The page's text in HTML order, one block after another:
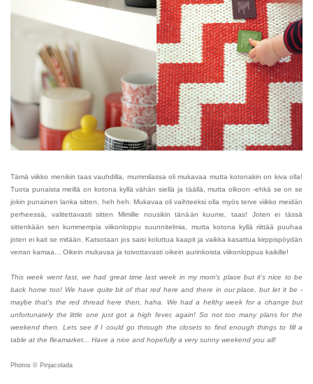
Tämä viikko menikin taas vauhdilla, mummilassa oli mukavaa mutta kotonakin on kiva olla!
Tuota punaista meillä on kotona kyllä vähän siellä ja täällä, mutta olkoon -ehkä se on se
jokin punainen lanka sitten, heh heh. Mukavaa oli vaihteeksi olla myös terve viikko meidän
perheessä, valitettavasti sitten Mimille nousikin tänään kuume, taas! Joten ei tässä
sittenkään sen kummempia viikonloppu suunnitelmia, mutta kotona kyllä riittää puuhaa
joten ei kait se mitään. Katsotaan jos saisi koluttua kaapit ja vaikka kasattua kirppispöydän
verran kamaa... Oikein mukavaa ja toivottavasti oikein aurinkoista viikonloppua kaikille!
This week went fast, we had great time last week in my mom's place but it's nice to be
back home too! We have quite bit of that red here and there in our place, but let it be -
maybe that's the red thread here then, haha. We had a helthy week for a change but
unfortunately the little one just got a high fever, again! So not too many plans for the
weekend then. Lets see if I could go through the closets to find enough things to fill a
table at the fleamarket... Have a nice and hopefully a very sunny weekend you all!
Photos © Pinjacolada